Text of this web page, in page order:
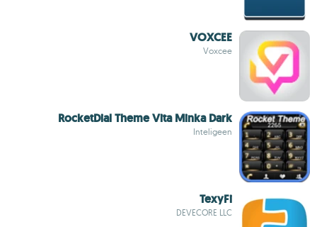
VOXCEE
Voxcee
RocketDial Theme Vita Minka Dark
Inteligeen
TexyFi
DEVECORE LLC